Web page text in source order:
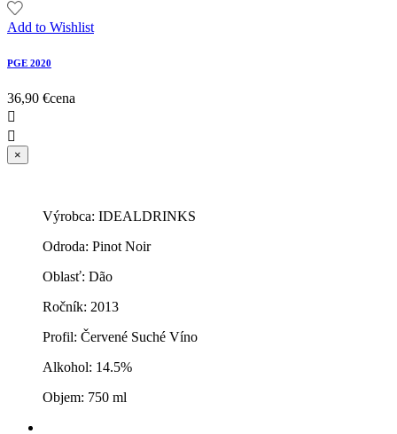
Add to Wishlist
PGE 2020
36,90 €cena


×
Výrobca: IDEALDRINKS
Odroda: Pinot Noir
Oblasť: Dão
Ročník: 2013
Profil: Červené Suché Víno
Alkohol: 14.5%
Objem: 750 ml